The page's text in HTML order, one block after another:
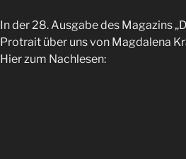
In der 28. Ausgabe des Magazins
Protrait über uns von Magdalena
Hier zum Nachlesen: